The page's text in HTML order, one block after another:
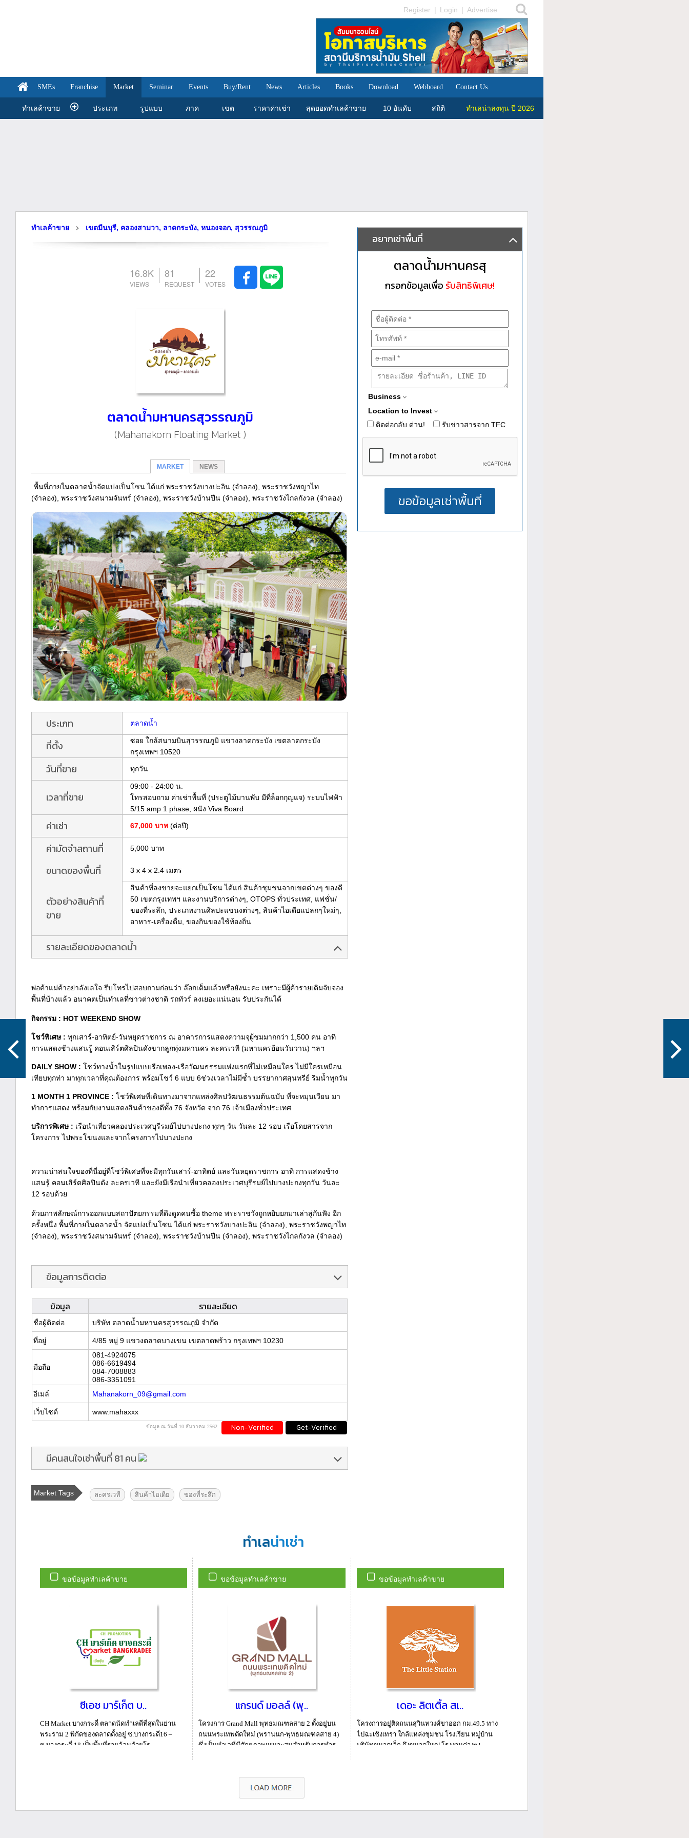
Register | Login | Advertise
SMEs Franchise Market Seminar Events Buy/Rent News Articles Books Download Webboard Contact Us
ทำเลค้าขาย ประเภท รูปแบบ ภาค เขต ราคาค่าเช่า สุดยอดทำเลค้าขาย 10 อันดับ สถิติ ทำเลน่าลงทุน ปี 2026
ทำเลค้าขาย เขตมีนบุรี, คลองสามวา, ลาดกระบัง, หนองจอก, สุวรรณภูมิ
16.8K 81 22
ตลาดน้ำมหานครสุวรรณภูมิ
(Mahanakorn Floating Market )
MARKET NEWS
พื้นที่ภายในตลาดน้ำจัดแบ่งเป็นโซน ได้แก่ พระราชวังบางปะอิน (จำลอง), พระราชวังพญาไท
(จำลอง), พระราชวังสนามจันทร์ (จำลอง), พระราชวังบ้านปืน (จำลอง), พระราชวังไกลกังวล (จำลอง)
ประเภท ตลาดน้ำ
ที่ตั้ง
ซอย ใกล้สนามบินสุวรรณภูมิ แขวงลาดกระบัง เขตลาดกระบัง
กรุงเทพฯ 10520
วันที่ขาย ทุกวัน
เวลาที่ขาย
09:00 - 24:00 น.
โทรสอบถาม ค่าเช่าพื้นที่ (ประตูไม้บานพับ มีที่ล็อกกุญแจ) ระบบไฟฟ้า
5/15 amp 1 phase, ผนัง Viva Board
ค่าเช่า 67,000 บาท (ต่อปี)
ค่ามัดจำสถานที่ 5,000 บาท
ขนาดของพื้นที่ 3 x 4 x 2.4 เมตร
ตัวอย่างสินค้าที่
ขาย
สินค้าที่ลงขายจะแยกเป็นโซน ได้แก่ สินค้าชุมชนจากเขตต่างๆ ของดี
50 เขตกรุงเทพฯ และงานบริการต่างๆ, OTOPS ทั่วประเทศ, แฟชั่น/
ของที่ระลึก, ประเภทงานศิลปะแขนงต่างๆ, สินค้าไอเดียแปลกๆใหม่ๆ,
อาหาร-เครื่องดื่ม, ของกินของใช้ท้องถิ่น
รายละเอียดของตลาดน้ำ
พ่อค้าแม่ค้าอย่าลังเลใจ รีบโทรไปสอบถามก่อนว่า ล๊อกเต็มแล้วหรือยังนะคะ เพราะมีผู้ค้ารายเดิมจับจอง
พื้นที่บ้างแล้ว อนาคตเป็นทำเลที่ชาวต่างชาติ รถทัวร์ ลงเยอะแน่นอน รับประกันได้
กิจกรรม : HOT WEEKEND SHOW
โชว์พิเศษ : ทุกเสาร์-อาทิตย์-วันหยุดราชการ ณ อาคารการแสดงความจุผู้ชมมากกว่า 1,500 คน อาทิ
การแสดงช้างแสนรู้ คอนเสิร์ตศิลปินดังขากลูกทุ่งมหานคร ละครเวที (มหานครย้อนวันวาน) ฯลฯ
DAILY SHOW : โชว์ทางน้ำในรูปแบบเรือเพลง-เรือวัฒนธรรมแห่งแรกที่ไม่เหมือนใคร ไม่มีใครเหมือน
เทียบทุกท่า มาทุกเวลาที่คุณต้องการ พร้อมโชว์ 6 แบบ 6ช่วงเวลาไม่มีซ้ำ บรรยากาศสุนทรีย์ ริมน้ำทุกวัน
1 MONTH 1 PROVINCE : โชว์พิเศษที่เดินทางมาจากแหล่งศิลปวัฒนธรรมต้นฉบับ ที่จะหมุนเวียน มา
ทำการแสดง พร้อมกับงานแสดงสินค้าของดีทั้ง 76 จังหวัด จาก 76 เจ้าเมืองทั่วประเทศ
บริการพิเศษ : เรือนำเที่ยวคลองประเวศบุรีรมย์ไปบางปะกง ทุกๆ วัน วันละ 12 รอบ เรือโดยสารจาก
โครงการ ไปพระโขนงและจากโครงการไปบางปะกง
ความน่าสนใจของที่นี่อยู่ที่โชว์พิเศษที่จะมีทุกวันเสาร์-อาทิตย์ และวันหยุดราชการ อาทิ การแสดงช้าง
แสนรู้ คอนเสิร์ตศิลปินดัง ละครเวที และยังมีเรือนำเที่ยวคลองประเวศบุรีรมย์ไปบางปะกงทุกวัน วันละ
12 รอบด้วย
ด้วยภาพลักษณ์การออกแบบสถาปัตยกรรมที่ดึงดูดคนซื้อ theme พระราชวังถูกหยิบยกมาเล่าสู่กันฟัง อีก
ครั้งหนึ่ง พื้นที่ภายในตลาดน้ำ จัดแบ่งเป็นโซน ได้แก่ พระราชวังบางปะอิน (จำลอง), พระราชวังพญาไท
(จำลอง), พระราชวังสนามจันทร์ (จำลอง), พระราชวังบ้านปืน (จำลอง), พระราชวังไกลกังวล (จำลอง)
ข้อมูลการติดต่อ
ข้อมูล รายละเอียด
ชื่อผู้ติดต่อ บริษัท ตลาดน้ำมหานครสุวรรณภูมิ จำกัด
ที่อยู่ 4/85 หมู่ 9 แขวงตลาดบางเขน เขตลาดพร้าว กรุงเทพฯ 10230
มือถือ
081-4924075
086-6619494
084-7008883
086-3351091
อีเมล์
Mahanakorn_09@gmail.com
เว็บไซต์ www.mahaxxx
Get-Verified
Non-Verified
ข้อมูล ณ วันที่ 10 ธันวาคม 2562
มีคนสนใจเช่าพื้นที่ 81 คน
Market Tags ละครเวที สินค้าไอเดีย ของที่ระลึก
อยากเช่าพื้นที่
ตลาดน้ำมหานครสุ
กรอกข้อมูลเพื่อ รับสิทธิพิเศษ!
Business
Location to Invest
ติดต่อกลับ ด่วน!
รับข่าวสารจาก TFC
ทำเลน่าเช่า
ขอข้อมูลทำเลค้าขาย
ซีเอช มาร์เก็ต บ..
CH Market บางกระดี่ ตลาดนัดทำเลดีที่สุดในย่าน
พระราม 2 พิกัดของตลาดตั้งอยู่ ซ.บางกระดี่16 –
ซ.บางกระดี่ 18 เป็นพื้นที่รายล้อมด้วยโร...
ขอข้อมูลทำเลค้าขาย
แกรนด์ มอลล์ (พุ..
โครงการ Grand Mall พุทธมณฑลสาย 2 ตั้งอยู่บน
ถนนพระเทพตัดใหม่ (พรานนก-พุทธมณฑลสาย 4)
ซึ่งเป็นทำเลที่มีศักยภาพเหมาะสมสำหรับการทำธุ
ขอข้อมูลทำเลค้าขาย
เดอะ ลิตเติ้ล สเ..
โครงการอยู่ติดถนนสุวินทวงศ์ขาออก กม.49.5 ทาง
ไปฉะเชิงเทรา ใกล้แหล่งชุมชน โรงเรียน หมู่บ้าน
บริษัทขนาดเล็ก ถึงขนาดใหญ่ โรงงานต่างๆ เ...